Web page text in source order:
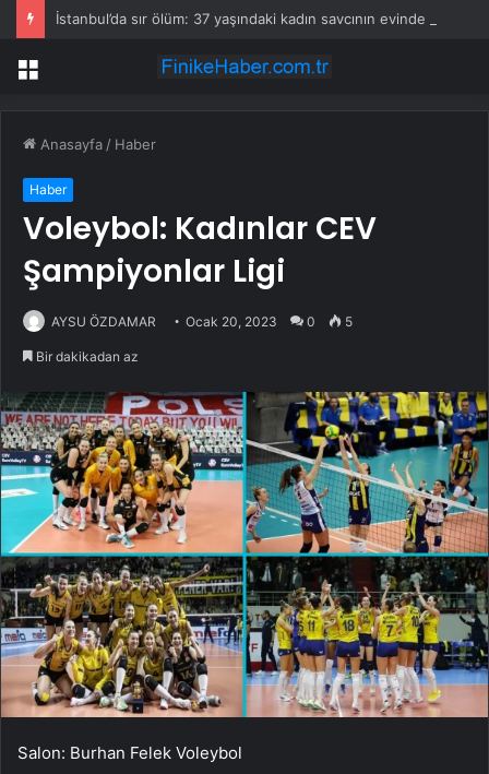
Menü
Anasayfa / Haber
Haber
Voleybol: Kadınlar CEV
Şampiyonlar Ligi
AYSU ÖZDAMAR Ocak 20, 2023 0 5
Bir dakikadan az
Salon: Burhan Felek Voleybol